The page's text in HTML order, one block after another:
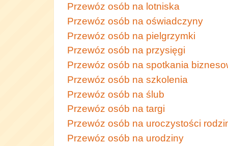
Przewóz osób na lotniska
Przewóz osób na oświadczyny
Przewóz osób na pielgrzymki
Przewóz osób na przysięgi
Przewóz osób na spotkania
Przewóz osób na szkolenia
Przewóz osób na ślub
Przewóz osób na targi
Przewóz osób na uroczystości
Przewóz osób na urodziny